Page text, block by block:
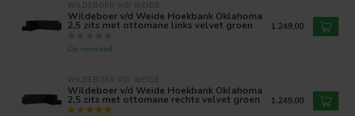
WILDEBOER V/D WEIDE
Wildeboer v/d Weide Hoekbank Oklahoma
2,5 zits met ottomane links velvet groen
Op voorraad
1.249,00
WILDEBOER V/D WEIDE
Wildeboer v/d Weide Hoekbank Oklahoma
2,5 zits met ottomane rechts velvet groen 1.249,00